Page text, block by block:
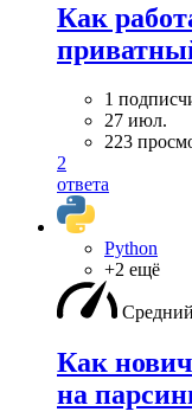
Как
1
27 июл.
223
2
ответа
Python
+2 ещё
Средний
Как
на